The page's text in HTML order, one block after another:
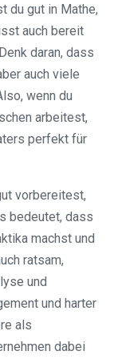
du gut in Mathe,
auch bereit
daran, dass
auch viele
wenn du
arbeitest,
perfekt für
vorbereitest,
bedeutet, dass
machst und
ratsam,
und
und harter
als
dabei